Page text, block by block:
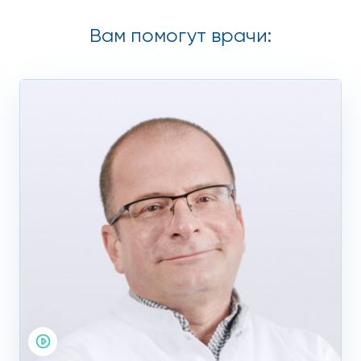
фаст-фудом, курите, любите выпить и не очень жалуете
холестерина в крови.
последствий. Запишитесь на приём к нашим специалистам
Типы гиперлипидемии
В зависимости от количества жиров в крови выделяют
пять типов гиперлипидемии:
Первый тип – высокое содержанием
триглицеридов в крови, повышающее риск
развития панкреатита.
Второй тип – повышенное содержание
липопротеидов низкой плотности (ЛПНП), в
Вам помогут врачи: